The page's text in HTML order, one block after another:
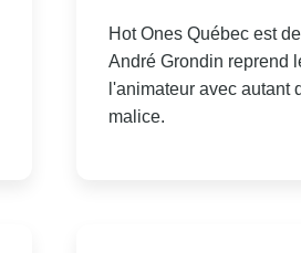
Hot Ones Québec est
André Grondin reprend
l'animateur avec autant
malice.